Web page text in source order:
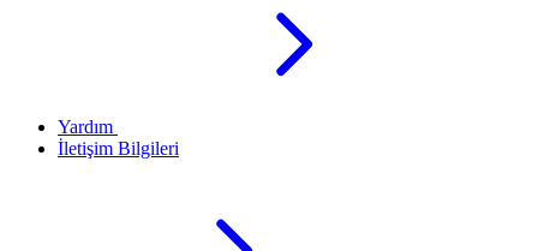
Yardım
İletişim Bilgileri